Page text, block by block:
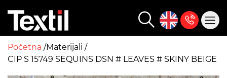
Početna Materijali
CIP S 15749 SEQUINS DSN # LEAVES # SKINY BEIGE